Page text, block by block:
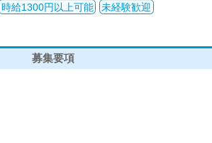
時給1300円以上可能
未経験歓迎
募集要項